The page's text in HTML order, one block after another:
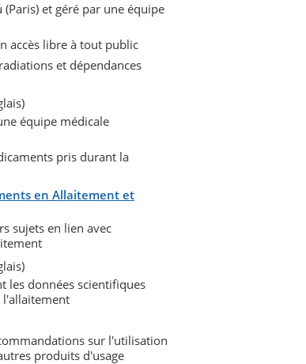
et géré par une équipe
accès libre à tout public
et dépendances
équipe médicale
pris durant la
en Allaitement et
sujets en lien avec
les données scientifiques
l'allaitement
sur l'utilisation
produits d'usage